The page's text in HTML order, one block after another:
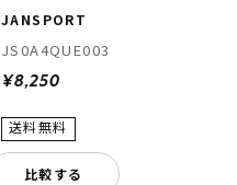
JANSPORT
JS0A4QUE003
¥8,250
比較する